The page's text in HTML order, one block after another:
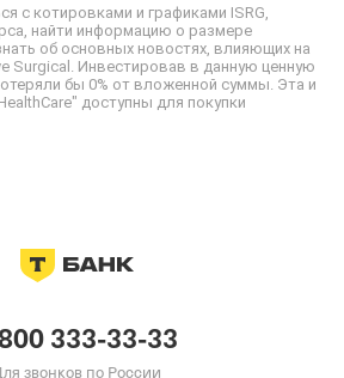
с котировками и графиками ISRG,
найти информацию о размере
об основных новостях, влияющих на
Surgical. Инвестировав в данную ценную
бы 0% от вложенной суммы. Эта и
доступны для покупки
333-33-33
звонков по России